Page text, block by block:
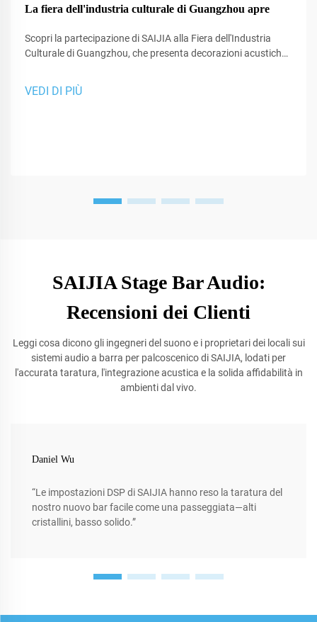
La fiera dell'industria culturale di Guangzhou apre
Scopri la partecipazione di SAIJIA alla Fiera dell'Industria
Culturale di Guangzhou, che presenta decorazioni acustiche
performance.
VEDI DI PIÙ
SAIJIA Stage Bar Audio:
Recensioni dei Clienti
Leggi cosa dicono gli ingegneri del suono e i proprietari dei locali sui
sistemi audio a barra per palcoscenico di SAIJIA, lodati per
l'accurata taratura, l'integrazione acustica e la solida affidabilità in
ambienti dal vivo.
Daniel Wu
“Le impostazioni DSP di SAIJIA hanno reso la taratura del
nostro nuovo bar facile come una passeggiata—alti
cristallini, basso solido.”